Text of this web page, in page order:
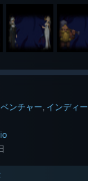
ンチャー, インディー